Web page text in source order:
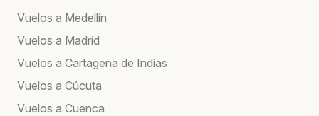
Vuelos a Medellín
Vuelos a Madrid
Vuelos a Cartagena de Indias
Vuelos a Cúcuta
Vuelos a Cuenca